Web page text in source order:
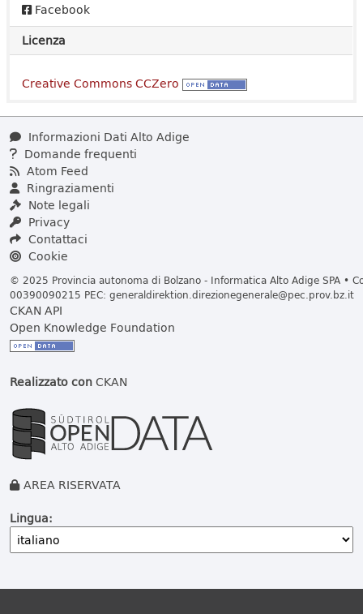
Facebook
Licenza
Creative Commons CCZero
Informazioni Dati Alto Adige
Domande frequenti
Atom Feed
Ringraziamenti
Note legali
Privacy
Contattaci
Cookie
© 2025 Provincia autonoma di Bolzano - Informatica Alto Adige SPA •
00390090215 PEC: generaldirektion.direzionegenerale@pec.prov.bz.it
CKAN API
Open Knowledge Foundation
Realizzato conCKAN
AREA RISERVATA
Lingua